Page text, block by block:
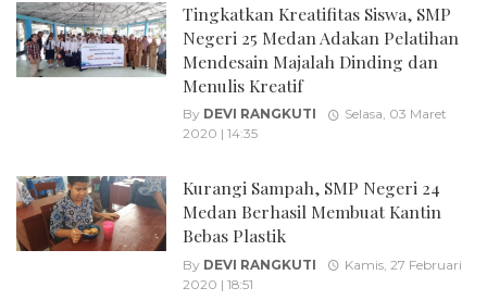
Tingkatkan Kreatifitas Siswa, SMP
Negeri 25 Medan Adakan Pelatihan
Mendesain Majalah Dinding dan
Menulis Kreatif
By DEVI RANGKUTI
Selasa, 03 Maret
2020 | 14:35
Kurangi Sampah, SMP Negeri 24
Medan Berhasil Membuat Kantin
Bebas Plastik
By DEVI RANGKUTI
Kamis, 27 Februari
2020 | 18:51